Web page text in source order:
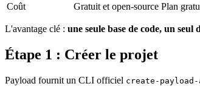
Coût
Gratuit et open-source Plan
L'avantage clé : une seule base de code, un
Étape 1 : Créer le projet
Payload fournit un CLI officiel create-payload-